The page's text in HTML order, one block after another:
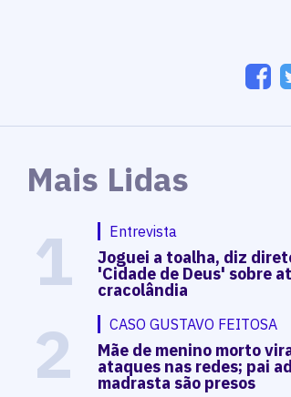
Mais Lidas
1 Entrevista
Joguei a toalha, diz
'Cidade de Deus' sobre
cracolândia
2 CASO GUSTAVO FEITOSA
Mãe de menino morto
ataques nas redes; pai
madrasta são presos